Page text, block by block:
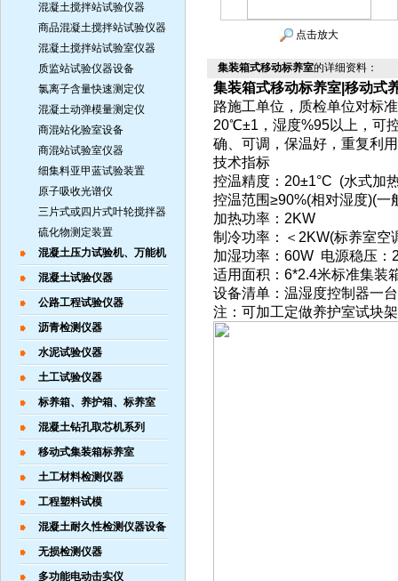
混凝土搅拌站试验仪器
商品混凝土搅拌站试验仪器
混凝土搅拌站试验室仪器
质监站试验仪器设备
氯离子含量快速测定仪
混凝土动弹模量测定仪
商混站化验室设备
商混站试验室仪器
细集料亚甲蓝试验装置
原子吸收光谱仪
三片式或四片式叶轮搅拌器
硫化物测定装置
混凝土压力试验机、万能机
混凝土试验仪器
公路工程试验仪器
沥青检测仪器
水泥试验仪器
土工试验仪器
标养箱、养护箱、标养室
混凝土钻孔取芯机系列
移动式集装箱标养室
土工材料检测仪器
工程塑料试模
混凝土耐久性检测仪器设备
无损检测仪器
多功能电动击实仪
点击放大
集装箱式移动标养室的详细资料：
集装箱式移动标养室|移动式
路施工单位，质检单位对标
20℃±1，湿度%95以上，可
确、可调，保温好，重复利
技术指标
控温精度：20±1°C (水式加
控温范围≥90%(相对湿度)(一
加热功率：2KW
制冷功率：＜2KW(标养室空
加湿功率：60W 电源稳压
适用面积：6*2.4米标准集装
设备清单：温湿度控制器一
注：可加工定做养护室试块